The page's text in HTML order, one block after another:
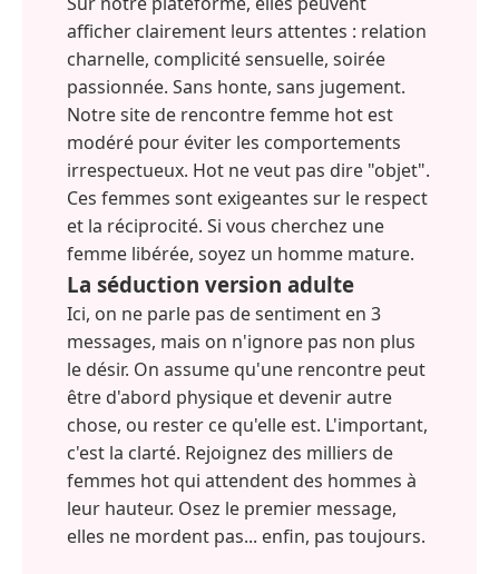
afficher clairement leurs attentes : relation
charnelle, complicité sensuelle, soirée
passionnée. Sans honte, sans jugement.
Notre site de rencontre femme hot est
modéré pour éviter les comportements
irrespectueux. Hot ne veut pas dire "objet".
Ces femmes sont exigeantes sur le respect
et la réciprocité. Si vous cherchez une
femme libérée, soyez un homme mature.
La séduction version adulte
Ici, on ne parle pas de sentiment en 3
messages, mais on n'ignore pas non plus
le désir. On assume qu'une rencontre peut
être d'abord physique et devenir autre
chose, ou rester ce qu'elle est. L'important,
c'est la clarté. Rejoignez des milliers de
femmes hot qui attendent des hommes à
leur hauteur. Osez le premier message,
elles ne mordent pas... enfin, pas toujours.